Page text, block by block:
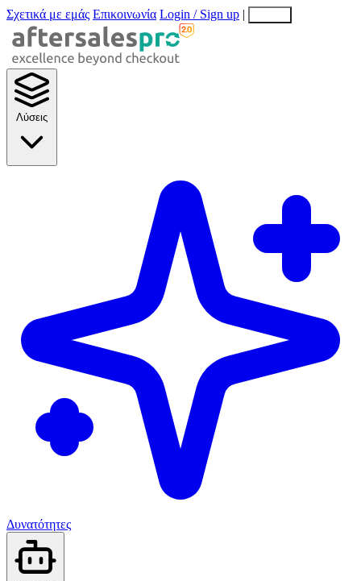
Σχετικά με εμάς Επικοινωνία Login / Sign up |
Λύσεις
Δυνατότητες